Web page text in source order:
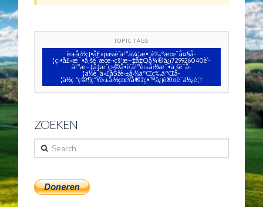
TOPIC TAGS
è‹±å›½ç¡•å£«passè´­ä¹°ä¼¦æ•¦è‰ºæœ¯å¤§å­
¦ç¡•å£«æ¯•ä¸šè¯æœ¬ç§‘æ–‡å‡­Qå¾®ä¿¡729926040è´­
ä¹°æ–‡å‡­æˆç»©å•è´­ä¹°è‹±å›½æ¯•ä¸šè¯å­
¦ä½è¯ä»£åŠžè‹±å›½äºŒç­‰äºŒå­
¦ä½ç ”ç©¶ç”Ÿè‹±å›½çœŸå®žç•™ä¿¡è®¤è¯ä½¿é¦†
ZOEKEN
Search